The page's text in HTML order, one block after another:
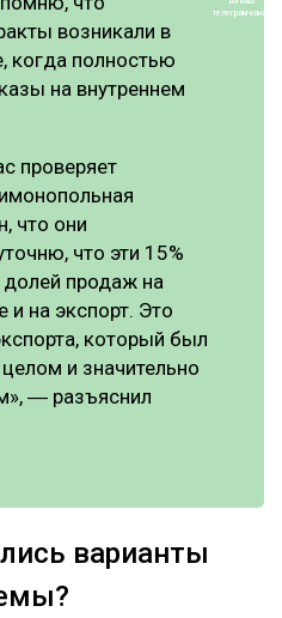
возникали в
когда полностью
на внутреннем
проверяет
что они
что эти 15%
долей продаж на
и на экспорт. Это
который был
и значительно
― разъяснил
варианты
телеграм-канал